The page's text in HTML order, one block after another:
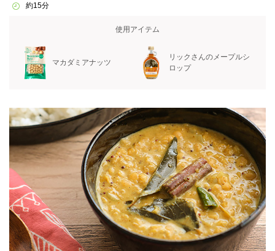
約15分
使用アイテム
マカダミアナッツ
リックさんのメープルシ
ロップ